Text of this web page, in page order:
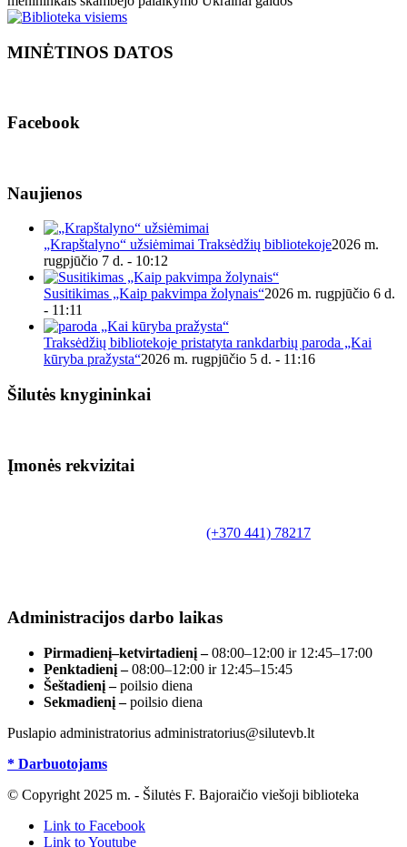
MINĖTINOS DATOS
Facebook
Naujienos
„Krapštalyno“ užsiėmimai Traksėdžių bibliotekoje2026 m.
rugpjūčio 7 d. - 10:12
Susitikimas „Kaip pakvimpa žolynais“2026 m. rugpjūčio 6 d.
- 11:11
Traksėdžių bibliotekoje pristatyta rankdarbių paroda „Kai
kūryba pražysta“2026 m. rugpjūčio 5 d. - 11:16
Šilutės knygininkai
Įmonės rekvizitai
(+370 441) 78217
Administracijos darbo laikas
Pirmadienį–ketvirtadienį –08:00–12:00 ir 12:45–17:00
Penktadienį –08:00–12:00 ir 12:45–15:45
Šeštadienį –poilsio diena
Sekmadienį –poilsio diena
Puslapio administratorius administratorius@silutevb.lt
* Darbuotojams
© Copyright 2025 m. - Šilutės F. Bajoraičio viešoji biblioteka
Link to Facebook
Link to Youtube